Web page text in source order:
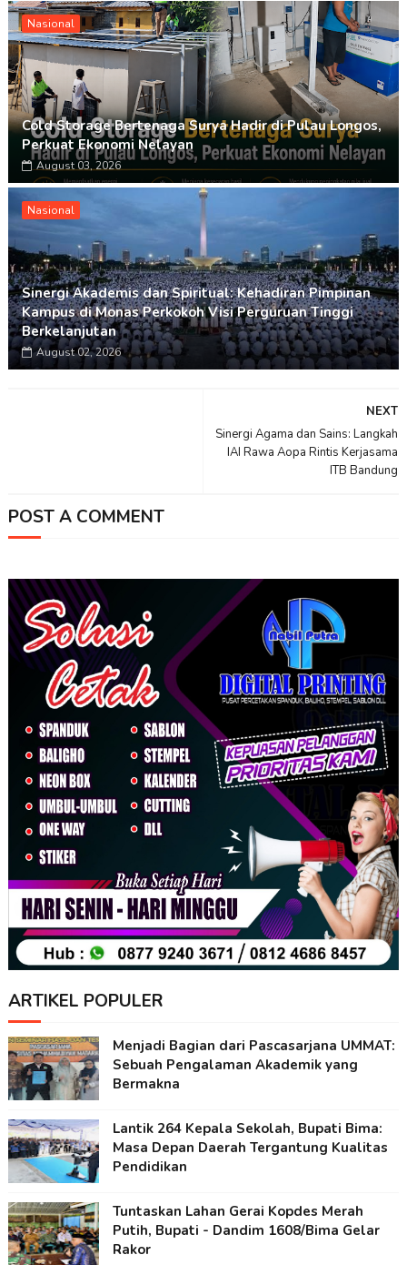
Nasional
Cold Storage Bertenaga Surya Hadir di Pulau Longos,
Perkuat Ekonomi Nelayan
August 03, 2026
Nasional
Sinergi Akademis dan Spiritual: Kehadiran Pimpinan
Kampus di Monas Perkokoh Visi Perguruan Tinggi
Berkelanjutan
August 02, 2026
NEXT
Sinergi Agama dan Sains: Langkah
IAI Rawa Aopa Rintis Kerjasama
ITB Bandung
POST A COMMENT
ARTIKEL POPULER
Menjadi Bagian dari Pascasarjana UMMAT:
Sebuah Pengalaman Akademik yang
Bermakna
Lantik 264 Kepala Sekolah, Bupati Bima:
Masa Depan Daerah Tergantung Kualitas
Pendidikan
Tuntaskan Lahan Gerai Kopdes Merah
Putih, Bupati - Dandim 1608/Bima Gelar
Rakor